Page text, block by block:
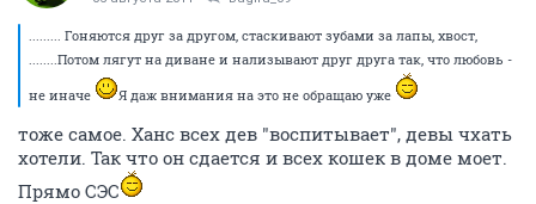
......... Гоняются друг за другом, стаскивают зубами за лапы, хвост,
........Потом лягут на диване и нализывают друг друга так, что любовь -
не иначе
Я даж внимания на это не обращаю уже
тоже самое. Ханс всех дев "воспитывает", девы чхать
хотели. Так что он сдается и всех кошек в доме моет.
Прямо СЭС